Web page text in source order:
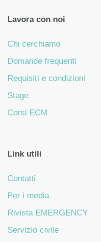
Lavora con noi
Chi cerchiamo
Domande frequenti
Requisiti e condizioni
Stage
Corsi ECM
Link utili
Contatti
Per i media
Rivista EMERGENCY
Servizio civile